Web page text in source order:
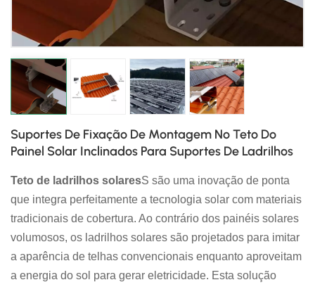
日本語
Suportes De Fixação De Montagem No Teto Do
Painel Solar Inclinados Para Suportes De Ladrilhos
Teto de ladrilhos solaresS são uma inovação de ponta
que integra perfeitamente a tecnologia solar com materiais
tradicionais de cobertura. Ao contrário dos painéis solares
volumosos, os ladrilhos solares são projetados para imitar
a aparência de telhas convencionais enquanto aproveitam
a energia do sol para gerar eletricidade. Esta solução